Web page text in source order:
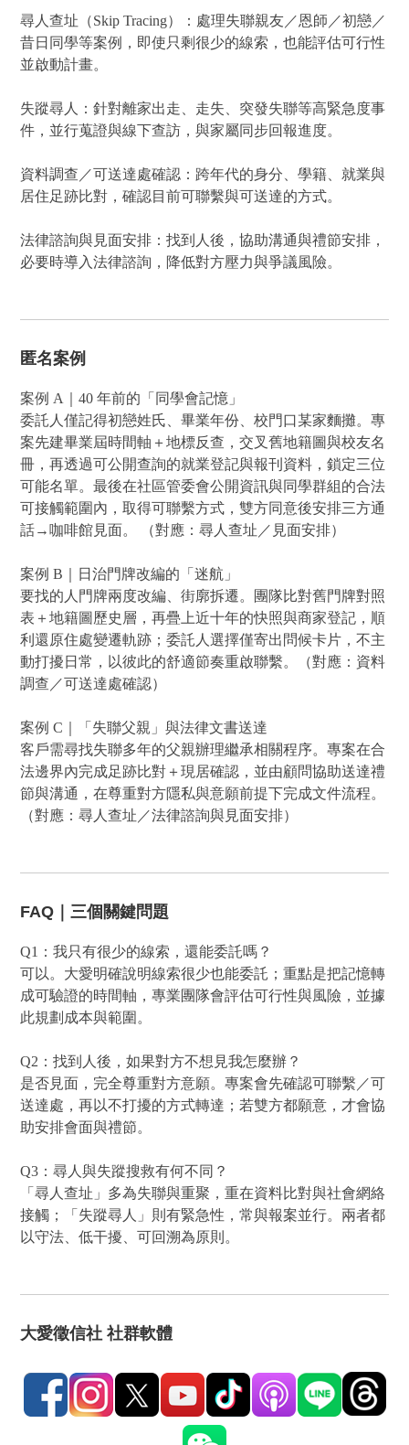
尋人查址（Skip Tracing）：處理失聯親友／恩師／初戀／
昔日同學等案例，即使只剩很少的線索，也能評估可行性
並啟動計畫。
失蹤尋人：針對離家出走、走失、突發失聯等高緊急度事
件，並行蒐證與線下查訪，與家屬同步回報進度。
資料調查／可送達處確認：跨年代的身分、學籍、就業與
居住足跡比對，確認目前可聯繫與可送達的方式。
法律諮詢與見面安排：找到人後，協助溝通與禮節安排，
必要時導入法律諮詢，降低對方壓力與爭議風險。
匿名案例
案例 A｜40 年前的「同學會記憶」
委託人僅記得初戀姓氏、畢業年份、校門口某家麵攤。專
案先建畢業屆時間軸＋地標反查，交叉舊地籍圖與校友名
冊，再透過可公開查詢的就業登記與報刊資料，鎖定三位
可能名單。最後在社區管委會公開資訊與同學群組的合法
可接觸範圍內，取得可聯繫方式，雙方同意後安排三方通
話→咖啡館見面。 （對應：尋人查址／見面安排）
案例 B｜日治門牌改編的「迷航」
要找的人門牌兩度改編、街廓拆遷。團隊比對舊門牌對照
表＋地籍圖歷史層，再疊上近十年的快照與商家登記，順
利還原住處變遷軌跡；委託人選擇僅寄出問候卡片，不主
動打擾日常，以彼此的舒適節奏重啟聯繫。（對應：資料
調查／可送達處確認）
案例 C｜「失聯父親」與法律文書送達
客戶需尋找失聯多年的父親辦理繼承相關程序。專案在合
法邊界內完成足跡比對＋現居確認，並由顧問協助送達禮
節與溝通，在尊重對方隱私與意願前提下完成文件流程。
（對應：尋人查址／法律諮詢與見面安排）
FAQ｜三個關鍵問題
Q1：我只有很少的線索，還能委託嗎？
可以。大愛明確說明線索很少也能委託；重點是把記憶轉
成可驗證的時間軸，專業團隊會評估可行性與風險，並據
此規劃成本與範圍。
Q2：找到人後，如果對方不想見我怎麼辦？
是否見面，完全尊重對方意願。專案會先確認可聯繫／可
送達處，再以不打擾的方式轉達；若雙方都願意，才會協
助安排會面與禮節。
Q3：尋人與失蹤搜救有何不同？
「尋人查址」多為失聯與重聚，重在資料比對與社會網絡
接觸；「失蹤尋人」則有緊急性，常與報案並行。兩者都
以守法、低干擾、可回溯為原則。
大愛徵信社 社群軟體